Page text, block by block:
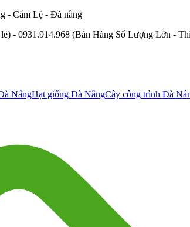
- Cẩm Lệ - Đà nẵng
- 0931.914.968 (Bán Hàng Số Lượng Lớn -
NẵngHạt giống Đà NẵngCây công trình Đà